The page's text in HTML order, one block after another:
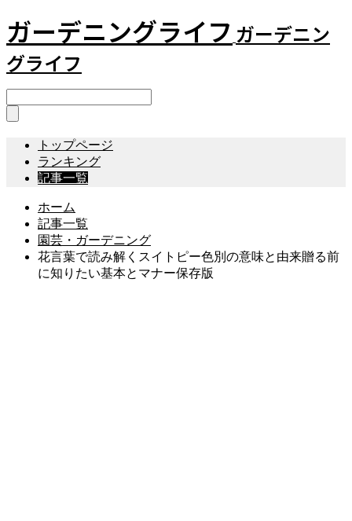
ガーデニングライフ ガーデニン
グライフ
トップページ
ランキング
記事一覧
ホーム
記事一覧
園芸・ガーデニング
花言葉で読み解くスイトピー色別の意味と由来贈る前
に知りたい基本とマナー保存版